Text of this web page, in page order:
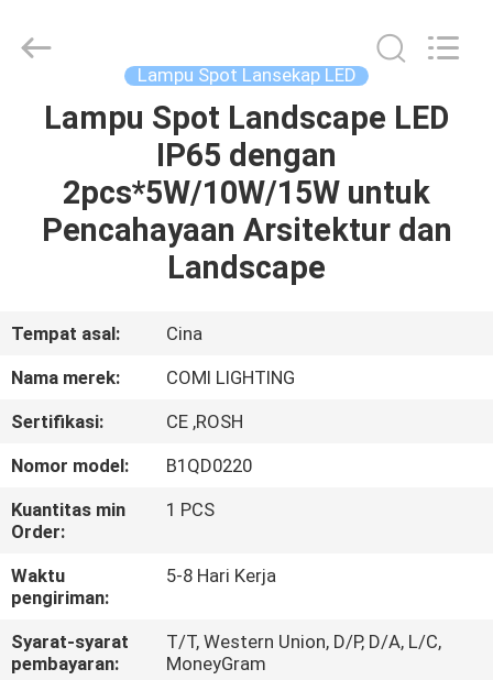
RUMAH
PRODUK
TUR
KONTROL
KUALITAS
HUBUNGI
KAMI
COMI
LIGHTING
Lampu Spot Lansekap LED
Lampu Spot Landscape LED
IP65 dengan
2pcs*5W/10W/15W untuk
Pencahayaan Arsitektur dan
Landscape
Tempat asal:
Cina
Nama merek:
COMI LIGHTING
Sertifikasi:
CE ,ROSH
Nomor model:
B1QD0220
Kuantitas min
Order:
1 PCS
Waktu
pengiriman:
5-8 Hari Kerja
Syarat-syarat
pembayaran:
T/T, Western Union, D/P, D/A, L/C,
MoneyGram